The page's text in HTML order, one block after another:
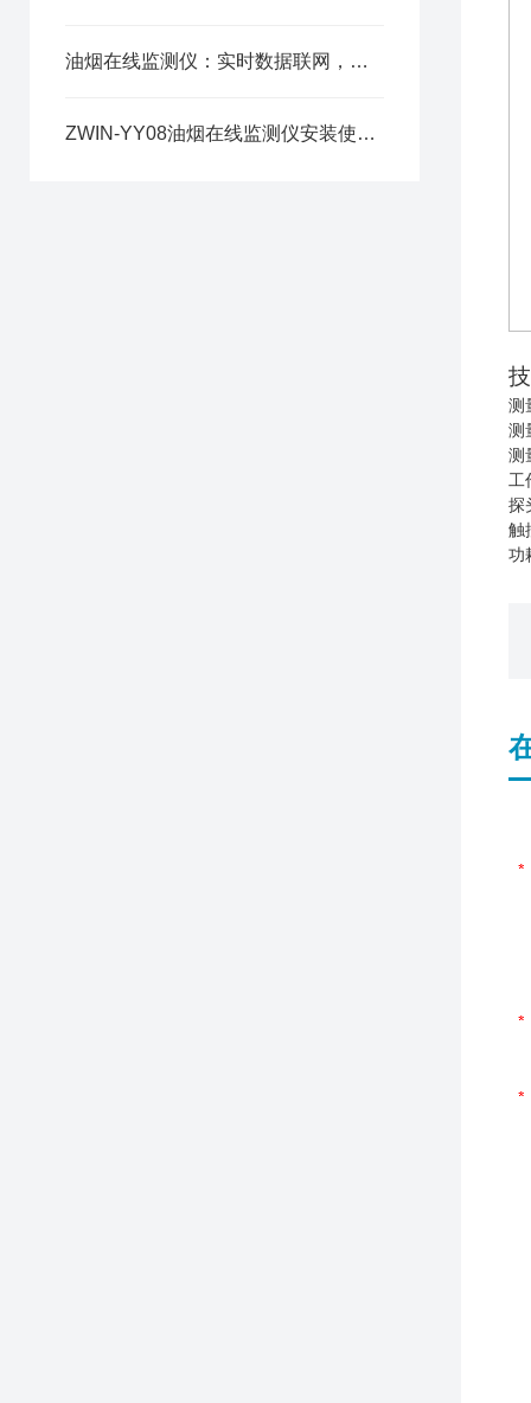
油烟在线监测仪：实时数据联网，餐饮油烟治理的“环保哨兵”
ZWIN-YY08油烟在线监测仪安装使用方案详解
测
测
测
工
探
触
功